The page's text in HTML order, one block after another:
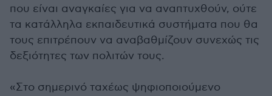
που είναι αναγκαίες για να αναπτυχθούν, ούτε
τα κατάλληλα εκπαιδευτικά συστήματα που θα
τους επιτρέπουν να αναβαθμίζουν συνεχώς τις
δεξιότητες των πολιτών τους.
«Στο σημερινό ταχέως ψηφιοποιούμενο